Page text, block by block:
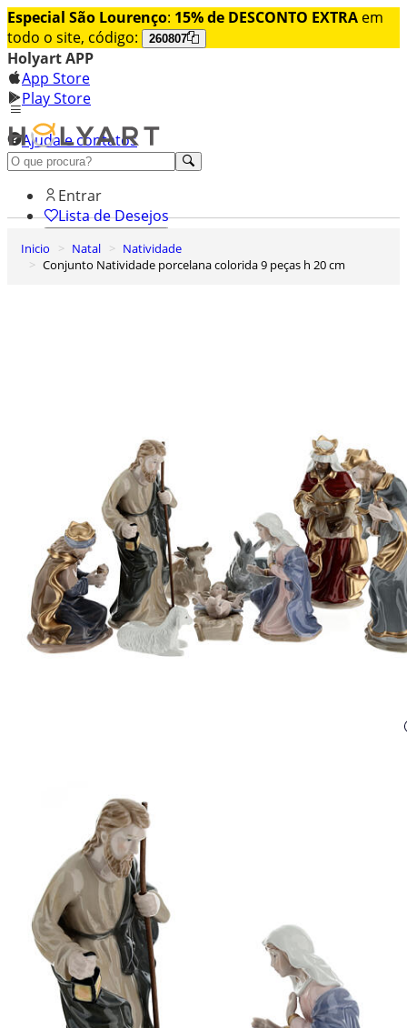
Especial São Lourenço: 15% de DESCONTO EXTRA em
todo o site, código:
260807
Holyart APP
App Store
Play Store
Ajuda e contatos
Conheça premium
Entrar
Lista de Desejos
Carrinho de Compras
Inicio Natal
Natividade
Conjunto Natividade porcelana colorida 9 peças h 20 cm